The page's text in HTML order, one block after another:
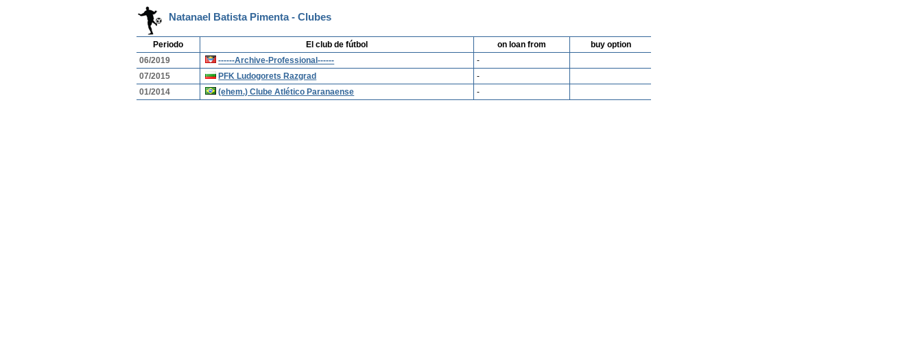
Natanael Batista Pimenta - Clubes
Periodo El club de fútbol on loan from
buy option
06/2019
------Archive-Professional------
-
07/2015
PFK Ludogorets Razgrad
-
01/2014
(ehem.) Clube Atlético Paranaense -